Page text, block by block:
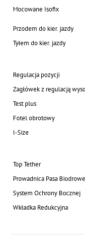
Mocowane Isofix
Przodem do kier. jazdy
Tyłem do kier. jazdy
Regulacja pozycji
Zagłówek z regulacją
Test plus
Fotel obrotowy
I-Size
Top Tether
Prowadnica Pasa
System Ochrony Bocznej
Wkładka Redukcyjna